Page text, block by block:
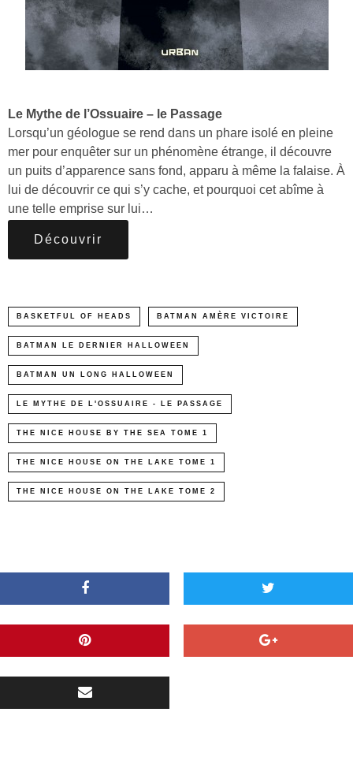
Le Mythe de l’Ossuaire – le Passage
Lorsqu’un géologue se rend dans un phare isolé en pleine
mer pour enquêter sur un phénomène étrange, il découvre
un puits d’apparence sans fond, apparu à même la falaise. À
lui de découvrir ce qui s’y cache, et pourquoi cet abîme à
une telle emprise sur lui…
Découvrir
BASKETFUL OF HEADS BATMAN AMÈRE VICTOIRE
BATMAN LE DERNIER HALLOWEEN
BATMAN UN LONG HALLOWEEN
LE MYTHE DE L'OSSUAIRE - LE PASSAGE
THE NICE HOUSE BY THE SEA TOME 1
THE NICE HOUSE ON THE LAKE TOME 1
THE NICE HOUSE ON THE LAKE TOME 2